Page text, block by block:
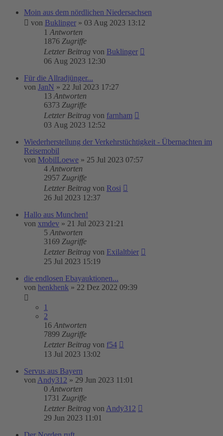
Moin aus dem nördlichen Niedersachsen
von Buklinger » 03 Aug 2023 13:12
1 Antworten
1876 Zugriffe
Letzter Beitrag von Buklinger
06 Aug 2023 12:30
Für die Allradjünger...
von JanN » 22 Jul 2023 17:27
13 Antworten
6373 Zugriffe
Letzter Beitrag von farnham
03 Aug 2023 12:52
Wiederherstellung der Verkehrstüchtigkeit - Übernachten im
Reisemobil
von MobilLoewe » 25 Jul 2023 07:57
4 Antworten
2957 Zugriffe
Letzter Beitrag von Rosi
26 Jul 2023 12:37
Hallo aus Munchen!
von xmdev » 21 Jul 2023 21:21
5 Antworten
3169 Zugriffe
Letzter Beitrag von Exilaltbier
25 Jul 2023 15:19
die endlosen Ebayauktionen...
von henkhenk » 22 Dez 2022 09:39
1
2
16 Antworten
7899 Zugriffe
Letzter Beitrag von f54
13 Jul 2023 13:02
Servus aus Bayern
von Andy312 » 29 Jun 2023 11:01
0 Antworten
1731 Zugriffe
Letzter Beitrag von Andy312
29 Jun 2023 11:01